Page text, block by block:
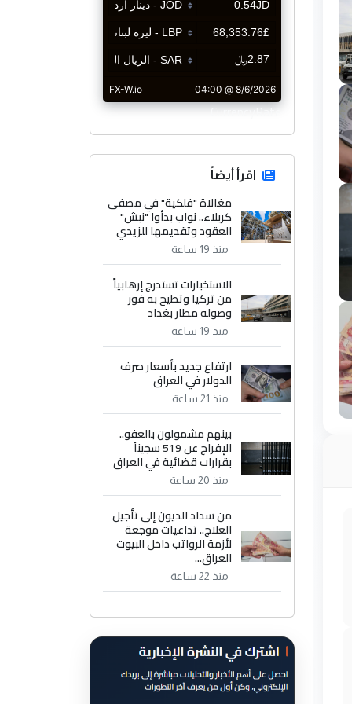
CurrencyRate
اقرأ أيضاً
مغالاة "فلكية" في مصفى
كربلاء.. نواب بدأوا "نبش"
العقود وتقديمها للزيدي
منذ 19 ساعة
الاستخبارات تستدرج إرهابياً
من تركيا وتطيح به فور
وصوله مطار بغداد
منذ 19 ساعة
ارتفاع جديد بأسعار صرف
الدولار في العراق
منذ 21 ساعة
بينهم مشمولون بالعفو..
الإفراج عن 519 سجيناً
بقرارات قضائية في العراق
منذ 20 ساعة
من سداد الديون إلى تأجيل
العلاج.. تداعيات موجعة
لأزمة الرواتب داخل البيوت
العراق...
منذ 22 ساعة